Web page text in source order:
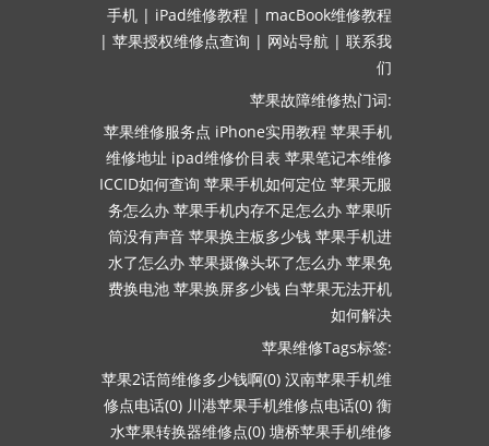
手机 | iPad维修教程 | macBook维修教程
| 苹果授权维修点查询 | 网站导航 | 联系我
们
苹果故障维修热门词:
苹果维修服务点 iPhone实用教程 苹果手机
维修地址 ipad维修价目表 苹果笔记本维修
ICCID如何查询 苹果手机如何定位 苹果无服
务怎么办 苹果手机内存不足怎么办 苹果听
筒没有声音 苹果换主板多少钱 苹果手机进
水了怎么办 苹果摄像头坏了怎么办 苹果免
费换电池 苹果换屏多少钱 白苹果无法开机
如何解决
苹果维修Tags标签:
苹果2话筒维修多少钱啊(0) 汉南苹果手机维
修点电话(0) 川港苹果手机维修点电话(0) 衡
水苹果转换器维修点(0) 塘桥苹果手机维修